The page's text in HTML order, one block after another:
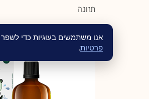
תזונה
אנו משתמשים בעוגיות כדי
פרטיות.